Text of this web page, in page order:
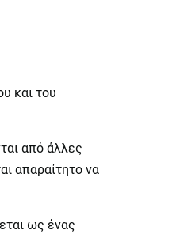
και του
από άλλες
απαραίτητο να
ως ένας